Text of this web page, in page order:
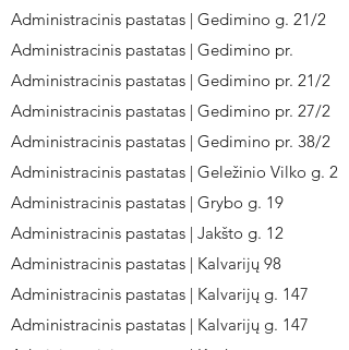
Administracinis pastatas | Gedimino g. 21/2
Administracinis pastatas | Gedimino pr.
Administracinis pastatas | Gedimino pr. 21/2
Administracinis pastatas | Gedimino pr. 27/2
Administracinis pastatas | Gedimino pr. 38/2
Administracinis pastatas | Geležinio Vilko g. 2
Administracinis pastatas | Grybo g. 19
Administracinis pastatas | Jakšto g. 12
Administracinis pastatas | Kalvarijų 98
Administracinis pastatas | Kalvarijų g. 147
Administracinis pastatas | Kalvarijų g. 147